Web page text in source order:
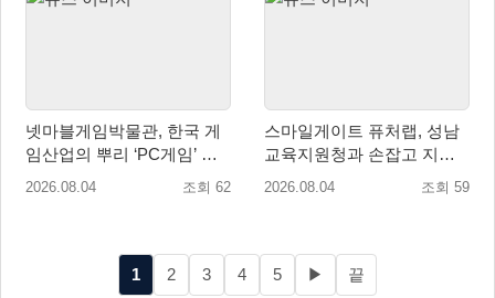
넷마블게임박물관, 한국 게
임산업의 뿌리 ‘PC게임’ 상
설전시로 재조명
2026.08.04 조회 62
스마일게이트 퓨처랩, 성남
교육지원청과 손잡고 지역
협력 학생교육 프로그램 개
2026.08.04 조회 59
1 2 3 4 5 ▶ 끝